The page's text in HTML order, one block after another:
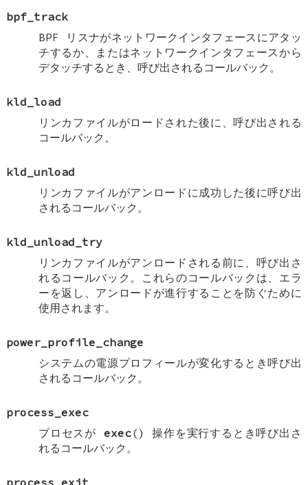
bpf_track
BPF リスナがネットワークインタフェースにアタッ
チするか、またはネットワークインタフェースから
デタッチするとき、呼び出されるコールバック。
kld_load
リンカファイルがロードされた後に、呼び出される
コールバック。
kld_unload
リンカファイルがアンロードに成功した後に呼び出
されるコールバック。
kld_unload_try
リンカファイルがアンロードされる前に、呼び出さ
れるコールバック。これらのコールバックは、エラ
ーを返し、アンロードが進行することを防ぐために
使用されます。
power_profile_change
システムの電源プロフィールが変化するとき呼び出
されるコールバック。
process_exec
プロセスが exec() 操作を実行するとき呼び出さ
れるコールバック。